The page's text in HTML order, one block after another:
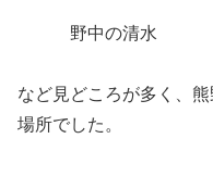
野中の清水
など見どころが多く、
場所でした。